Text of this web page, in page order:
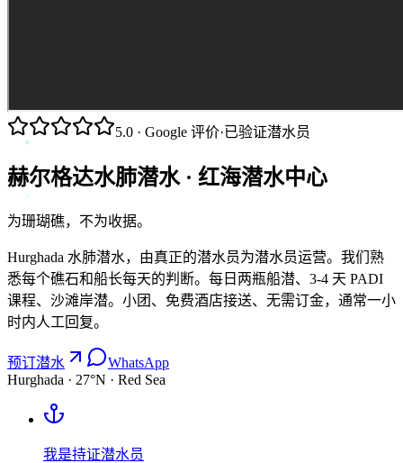
5.0 · Google 评价·已验证潜水员
赫尔格达水肺潜水 · 红海潜水中心
为珊瑚礁，不为收据。
Hurghada 水肺潜水，由真正的潜水员为潜水员运营。我们熟
悉每个礁石和船长每天的判断。每日两瓶船潜、3-4 天 PADI
课程、沙滩岸潜。小团、免费酒店接送、无需订金，通常一小
时内人工回复。
预订潜水
WhatsApp
Hurghada · 27°N · Red Sea
我是持证潜水员